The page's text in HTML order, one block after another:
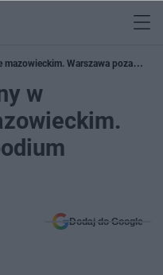
Warszawa poza
w
Dodaj do Google